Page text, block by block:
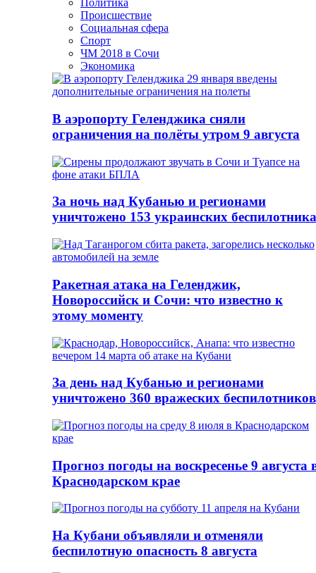
Политика
Происшествие
Социальная сфера
Спорт
ЧМ 2018 в Сочи
Экономика
В аэропорту Геленджика сняли
ограничения на полёты утром 9 августа
За ночь над Кубанью и регионами
уничтожено 153 украинских беспилотника
Ракетная атака на Геленджик,
Новороссийск и Сочи: что известно к
этому моменту
За день над Кубанью и регионами
уничтожено 360 вражеских беспилотников
Прогноз погоды на воскресенье 9 августа
Краснодарском крае
На Кубани объявляли и отменяли
беспилотную опасность 8 августа